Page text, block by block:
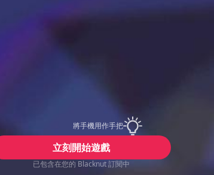
將手機用作手把
立刻開始遊戲
已包含在您的 Blacknut 訂閱中